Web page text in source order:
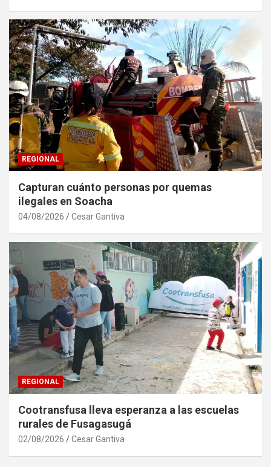
REGIONAL
Capturan cuánto personas por quemas
ilegales en Soacha
04/08/2026 Cesar Gantiva
REGIONAL
Cootransfusa lleva esperanza a las escuelas
rurales de Fusagasugá
02/08/2026 Cesar Gantiva